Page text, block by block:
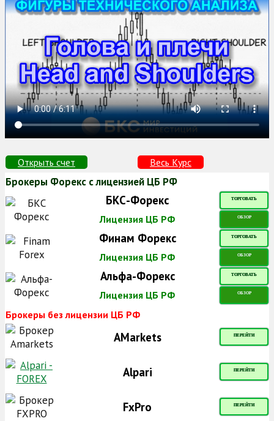
Открыть счет Весь Курс
Брокеры Форекс с лицензией ЦБ РФ
БКС-Форекс ТОРГОВАТЬ
Лицензия ЦБ РФ ОБЗОР
Финам Форекс ТОРГОВАТЬ
Лицензия ЦБ РФ ОБЗОР
Альфа-Форекс ТОРГОВАТЬ
Лицензия ЦБ РФ ОБЗОР
Брокеры без лицензии ЦБ РФ
AMarkets ПЕРЕЙТИ
Alpari ПЕРЕЙТИ
FxPro ПЕРЕЙТИ